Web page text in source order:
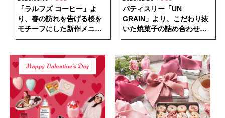
「ラルフズ コーヒー」よ
り、春の訪れを告げる桜を
モチーフにした新作メニュ
ーが登場
パティスリー「UN
GRAIN」より、こだわり抜
いた焼菓子の詰め合わせホ
ワイトデーギフトが予約受